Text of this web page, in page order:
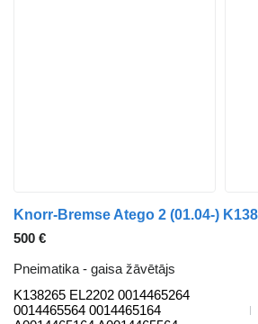
500 €
Pneimatika - gaisa žāvētājs
K138265 EL2202 0014465264
0014465564 0014465164